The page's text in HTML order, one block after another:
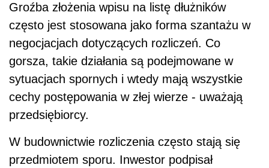
Groźba złożenia wpisu na listę dłużników
często jest stosowana jako forma szantażu w
negocjacjach dotyczących rozliczeń. Co
gorsza, takie działania są podejmowane w
sytuacjach spornych i wtedy mają wszystkie
cechy postępowania w złej wierze - uważają
przedsiębiorcy.
W budownictwie rozliczenia często stają się
przedmiotem sporu. Inwestor podpisał